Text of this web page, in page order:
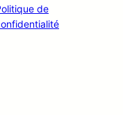
de